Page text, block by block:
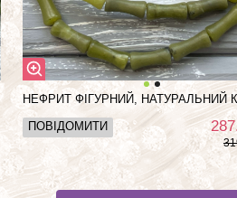
НЕФРИТ ФІГУРНИЙ, НАТУРАЛЬНИЙ
ПОВІДОМИТИ